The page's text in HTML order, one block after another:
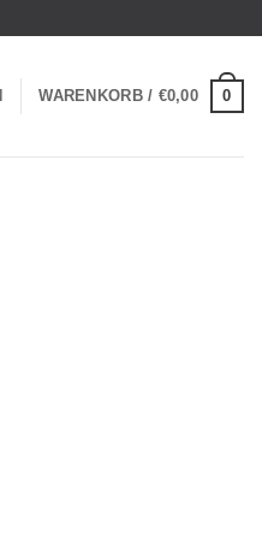
WARENKORB / €0,00 0